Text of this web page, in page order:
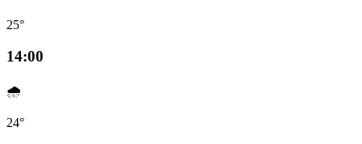
25°
14:00
🌧️
24°